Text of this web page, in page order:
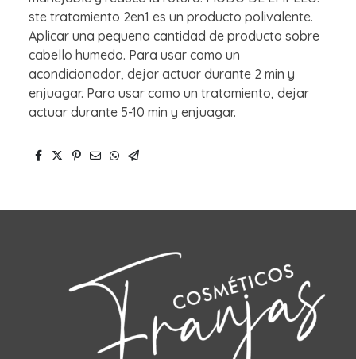
ste tratamiento 2en1 es un producto polivalente.
Aplicar una pequena cantidad de producto sobre
cabello humedo. Para usar como un
acondicionador, dejar actuar durante 2 min y
enjuagar. Para usar como un tratamiento, dejar
actuar durante 5-10 min y enjuagar.